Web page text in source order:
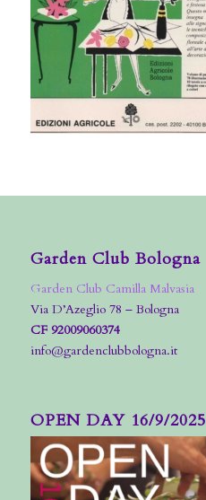
Garden Club Bologna
Garden Club Camilla Malvasia
Via D’Azeglio 78 – Bologna
CF 92009060374
info@gardenclubbologna.it
OPEN DAY 16/9/2025